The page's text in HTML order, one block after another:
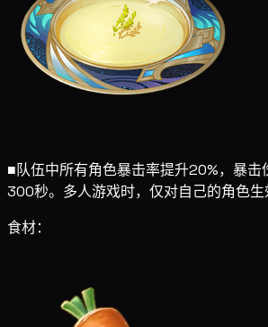
■队伍中所有角色暴击率提升20%，暴击
300秒。多人游戏时，仅对自己的角色生
食材：